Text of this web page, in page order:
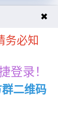
✖
务必知
登录！
二维码